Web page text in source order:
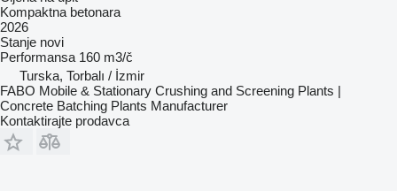
Kompaktna betonara
2026
Stanje novi
Performansa 160 m3/č
Turska, Torbalı / İzmir
FABO Mobile & Stationary Crushing and Screening Plants |
Concrete Batching Plants Manufacturer
Kontaktirajte prodavca